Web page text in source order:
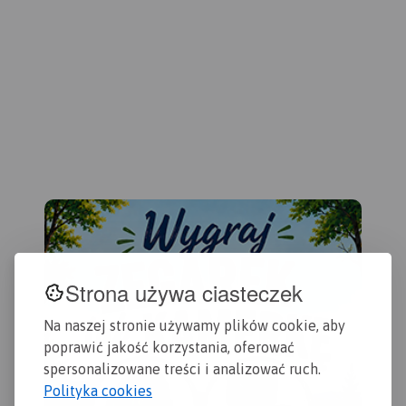
Strona używa ciasteczek
Na naszej stronie używamy plików cookie, aby
poprawić jakość korzystania, oferować
spersonalizowane treści i analizować ruch.
Polityka cookies